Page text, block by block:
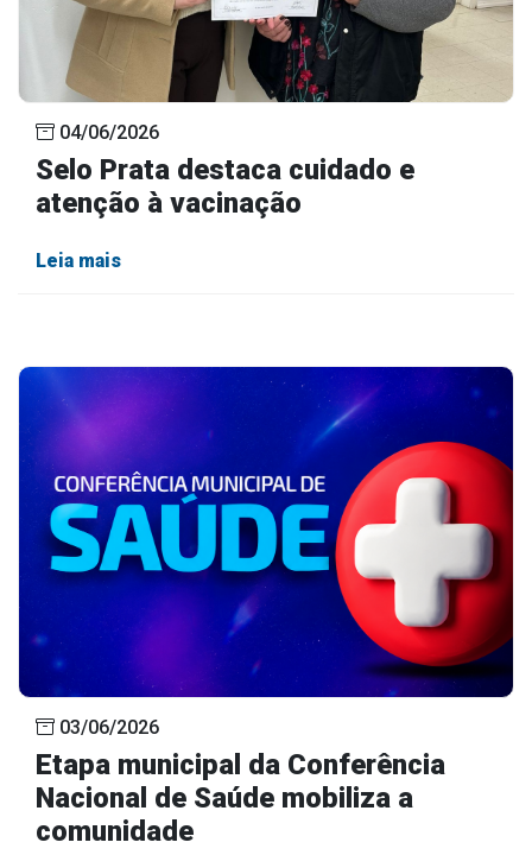
04/06/2026
Selo Prata destaca cuidado e
atenção à vacinação
Leia mais
03/06/2026
Etapa municipal da Conferência
Nacional de Saúde mobiliza a
comunidade